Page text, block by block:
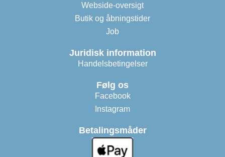
Webside-oversigt
Butik og åbningstider
Job
Juridisk information
Handelsbetingelser
Følg os
Facebook
Instagram
Betalingsmåder